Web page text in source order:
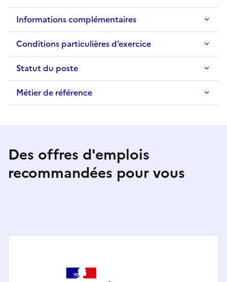
Informations complémentaires
Conditions particulières d’exercice
Statut du poste
Métier de référence
Des offres d'emplois
recommandées pour vous